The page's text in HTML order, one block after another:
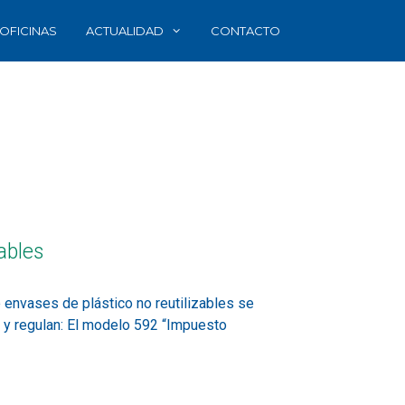
OFICINAS ACTUALIDAD CONTACTO
de plástico no reutilizables se
regulan: El modelo 592 “Impuesto